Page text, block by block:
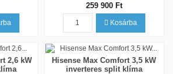
259 900 Ft
Kosárba
2,6 kW
Hisense Max Comfort 3,5 kW
inverteres split klíma